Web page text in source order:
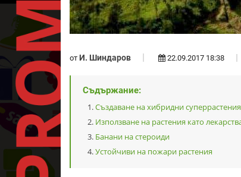
от И. Шиндаров 22.09.2017 18:38
Съдържание:
Създаване на хибридни суперрастения
Използване на растения като
Банани на стероиди
Устойчиви на пожари растения